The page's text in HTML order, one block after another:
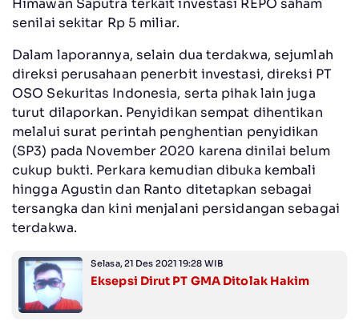
senilai sekitar Rp 5 miliar.
Dalam laporannya, selain dua terdakwa, sejumlah
direksi perusahaan penerbit investasi, direksi PT
OSO Sekuritas Indonesia, serta pihak lain juga
turut dilaporkan. Penyidikan sempat dihentikan
melalui surat perintah penghentian penyidikan
(SP3) pada November 2020 karena dinilai belum
cukup bukti. Perkara kemudian dibuka kembali
hingga Agustin dan Ranto ditetapkan sebagai
tersangka dan kini menjalani persidangan sebagai
terdakwa.
Selasa, 21 Des 2021 19:28 WIB
Eksepsi Dirut PT GMA Ditolak Hakim